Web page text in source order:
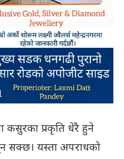
कसुरका प्रकृति धेरै हुने
सक्छ। यस्ता अपराधको